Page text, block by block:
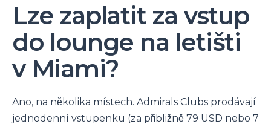
Lze zaplatit za vstup
do lounge na letišti
v Miami?
Ano, na několika místech. Admirals Clubs prodávají
jednodenní vstupenku (za přibližně 79 USD nebo 7